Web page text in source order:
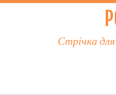
Стрічка